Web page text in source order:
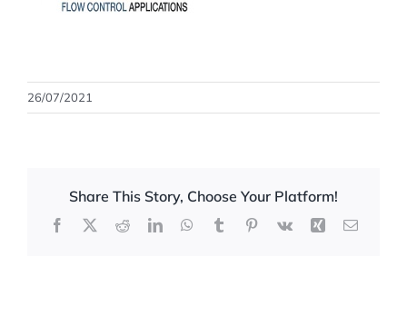
26/07/2021
Share This Story, Choose Your Platform!
Facebook
X RedditLinkedInWhatsApp
TumblrPinterest
Vk Xing Correo